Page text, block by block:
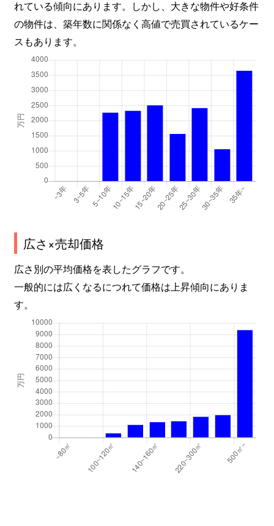
れている傾向にあります。しかし、大きな物件や好条件
の物件は、築年数に関係なく高値で売買されているケー
スもあります。
広さ×売却価格
広さ別の平均価格を表したグラフです。
一般的には広くなるにつれて価格は上昇傾向にありま
す。